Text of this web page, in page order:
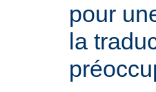
pour
la